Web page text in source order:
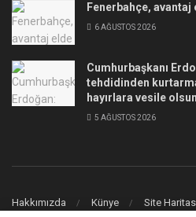
Fenerbahçe, avantaj
6 AĞUSTOS 2026
Cumhurbaşkanı
tehdidinden
hayırlara vesile olsun
5 AĞUSTOS 2026
Hakkımızda Künye Site